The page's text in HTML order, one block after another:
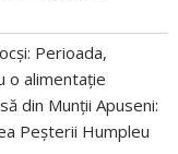
Perioada,
o alimentație
din Munții Apuseni:
Peșterii Humpleu